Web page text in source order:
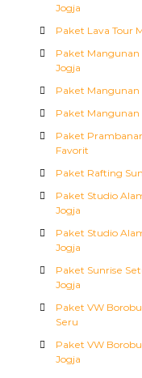
Jogja
Paket Lava Tour
Paket Mangunan
Jogja
Paket Mangunan
Paket Mangunan
Paket
Favorit
Paket Rafting
Paket Studio
Jogja
Paket Studio
Jogja
Paket Sunrise
Jogja
Paket VW
Seru
Paket VW
Jogja